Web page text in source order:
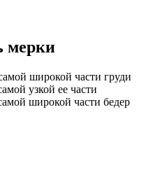
мерки
широкой части груди
узкой ее части
широкой части бедер